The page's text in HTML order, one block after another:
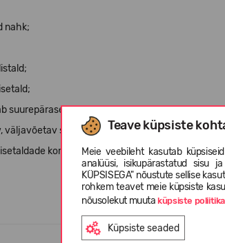
Teave küpsiste
Meie veebileht kasutab
analüüsi, isikupärastatud sisu ja
KÜPSISEGA" nõustute sellise
rohkem teavet meie küpsiste
nõusolekut muutaküpsiste
Küpsiste seaded
nahk;
suurepärase löökide absorbeerimise;
väljavõetav sisetald XRD® tehnoloogiaga
komplekt;